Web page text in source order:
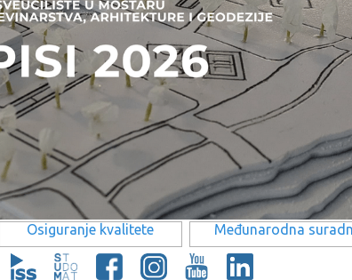
Osiguranje kvalitete Međunarodna